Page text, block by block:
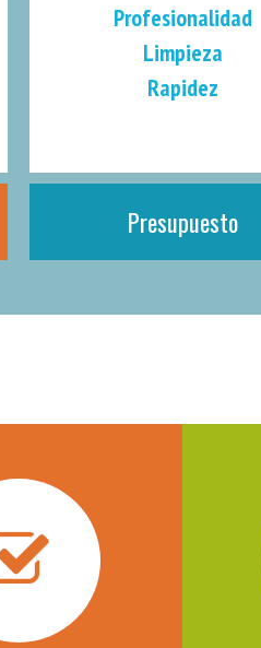
Profesionalidad
Limpieza
Rapidez
Presupuesto